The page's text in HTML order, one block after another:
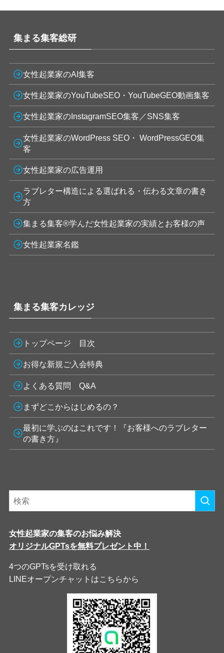
集まる集客総研
女性起業家のAI集客
女性起業家のYouTubeSEO・YouTubeGEO動画集客
女性起業家のInstagramSEO集客／SNS集客
女性起業家のWordPress SEO・ WordPressGEO集
客
女性起業家の広告運用
ラブレター構造による選ばれる・伝わる文章の書き
方
集まる集客®学んだ女性起業家の実績とお客様の声
女性起業家名鑑
集まる集客カレッジ
トップページ 目次
お得な新規ご入会特典
よくある質問 Q&A
まずどこからはじめるの？
最初に学ぶのはこれです！『お客様へのラブレター
の書き方』
女性起業家の集客のお悩み解決
オリジナルGPTsを無料プレゼント中！
4つのGPTsを受け取れる
LINEオープンチャットはこちらから